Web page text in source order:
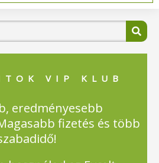
VIP KLUB
eredményesebb
fizetés és több